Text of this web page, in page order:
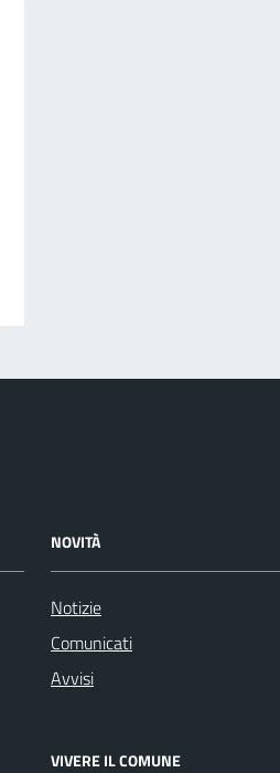
NOVITÀ
Notizie
Comunicati
Avvisi
VIVERE IL COMUNE